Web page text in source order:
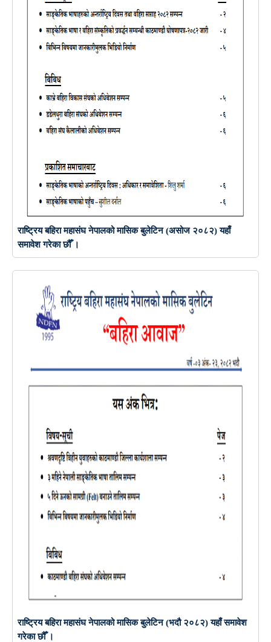
राष्ट्रिय बहिरा महासंघ नेपालको मासिक बुलेटिन (असोज २०८२) यहाँ
समावेश गरेका छौँ ।
राष्ट्रिय बहिरा महासंघ नेपालको मासिक बुलेटिन (भदौ २०८२) यहाँ समावेश
गरेका छौँ ।